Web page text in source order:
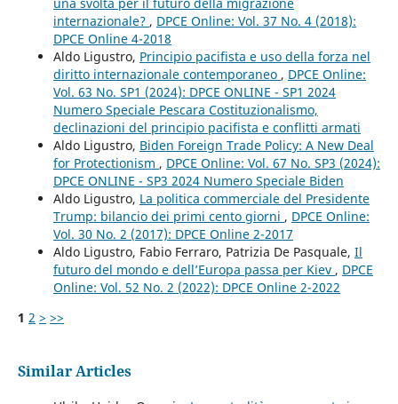
una svolta per il futuro della migrazione
internazionale? , DPCE Online: Vol. 37 No. 4 (2018):
DPCE Online 4-2018
Aldo Ligustro, Principio pacifista e uso della forza nel
diritto internazionale contemporaneo , DPCE Online:
Vol. 63 No. SP1 (2024): DPCE ONLINE - SP1 2024
Numero Speciale Pescara Costituzionalismo,
declinazioni del principio pacifista e conflitti armati
Aldo Ligustro, Biden Foreign Trade Policy: A New Deal
for Protectionism , DPCE Online: Vol. 67 No. SP3 (2024):
DPCE ONLINE - SP3 2024 Numero Speciale Biden
Aldo Ligustro, La politica commerciale del Presidente
Trump: bilancio dei primi cento giorni , DPCE Online:
Vol. 30 No. 2 (2017): DPCE Online 2-2017
Aldo Ligustro, Fabio Ferraro, Patrizia De Pasquale, Il
futuro del mondo e dell’Europa passa per Kiev , DPCE
Online: Vol. 52 No. 2 (2022): DPCE Online 2-2022
1 2 > >>
Similar Articles